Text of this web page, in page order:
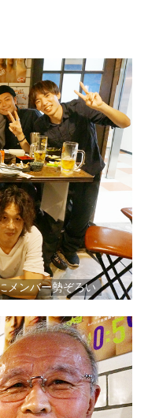
メンバー勢ぞろい